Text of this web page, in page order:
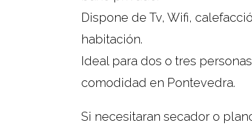
Dispone de Tv, Wifi,
habitación.
Ideal para dos o tres
comodidad en Pontevedra.
Si necesitaran secador o